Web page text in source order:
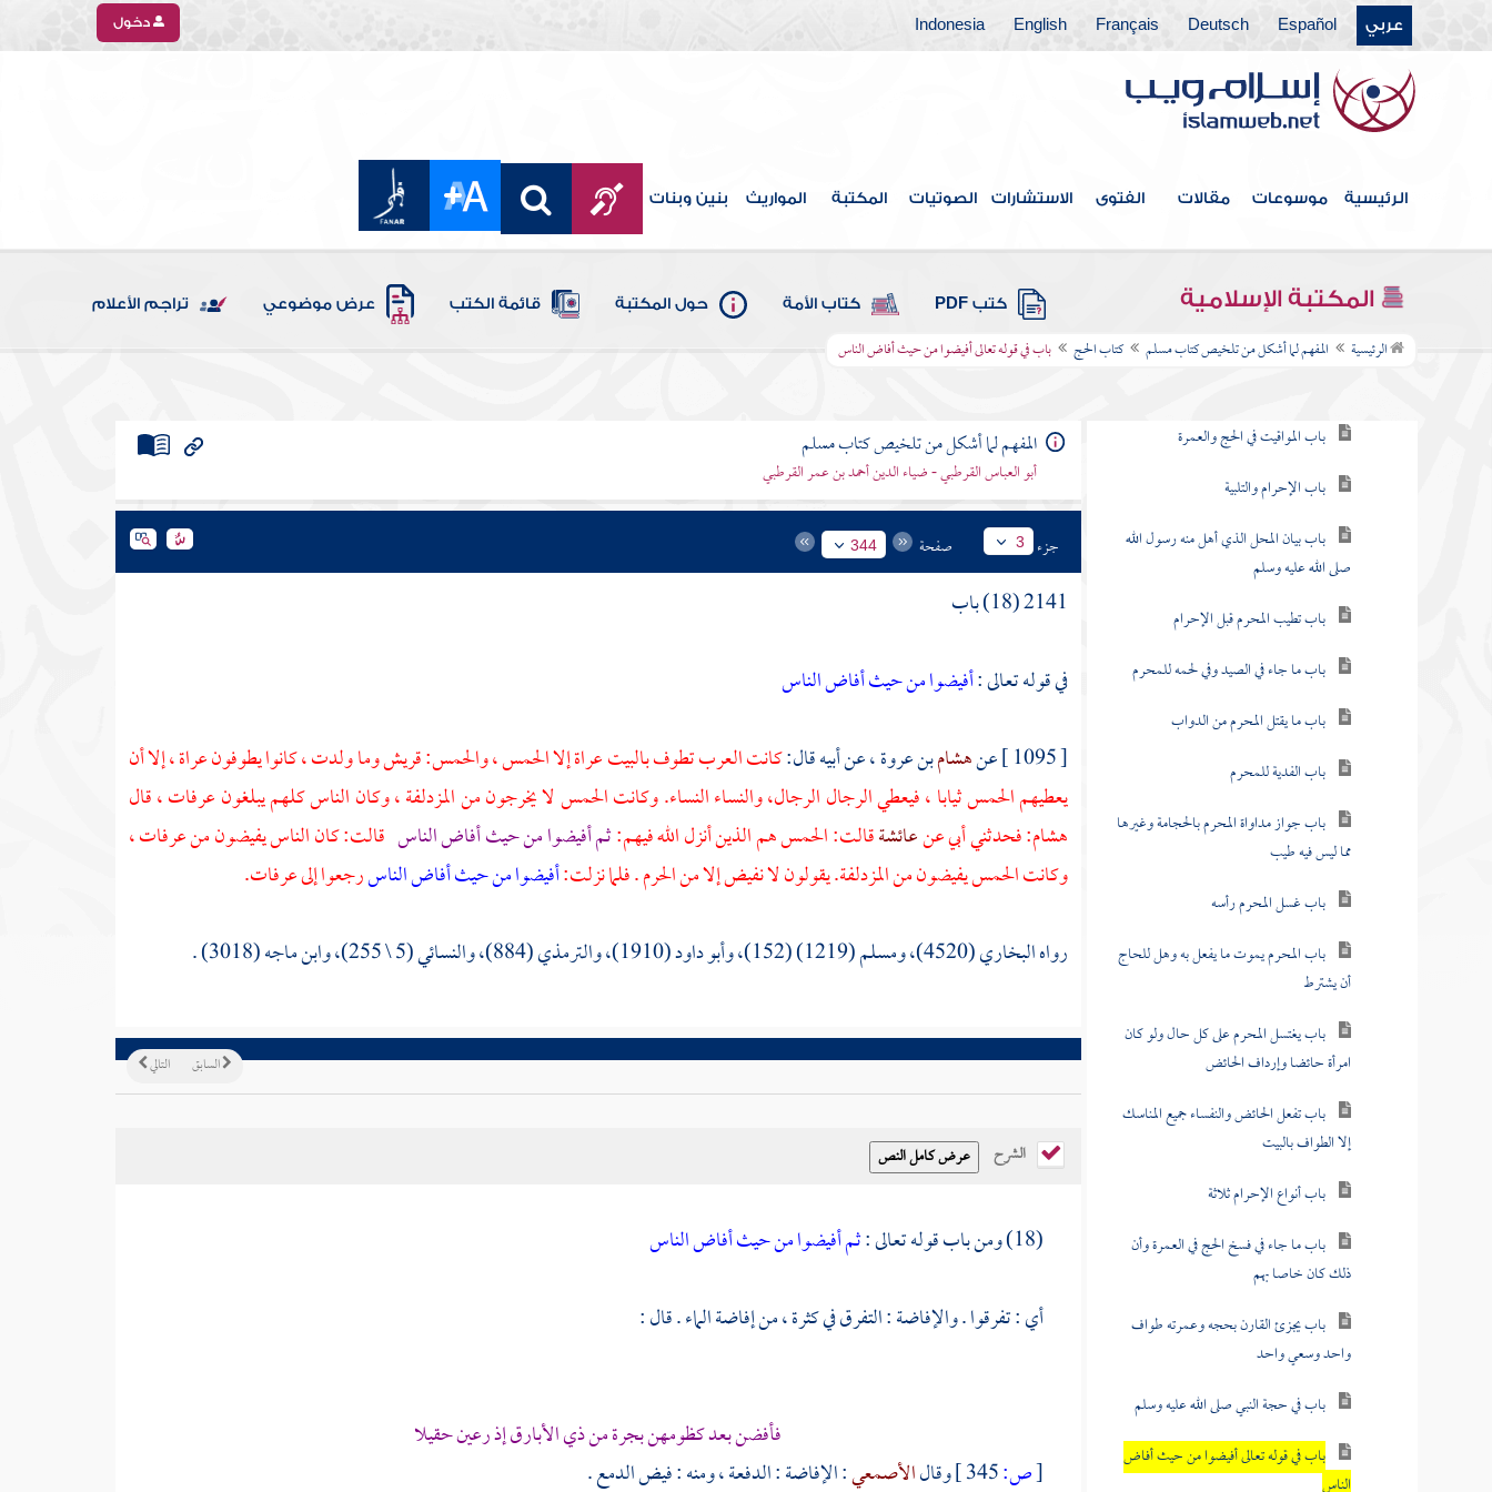
عربي Español
Deutsch
Français
English
Indonesia دخول
الرئيسية موسوعات مقالات الفتوى الاستشارات الصوتيات المكتبة المواريث بنين وبنات
المكتبة الإسلامية كتب PDF كتاب الأمة حول المكتبة قائمة الكتب عرض موضوعي تراجم الأعلام
الرئيسية المفهم لما أشكل من تلخيص كتاب مسلم كتاب الحج باب في قوله تعالى أفيضوا من حيث أفاض الناس
أبواب الاستسقاء
أبواب كسوف الشمس والقمر
كتاب الجنائز
كتاب الزكاة
كتاب الصوم
أبواب الاعتكاف وليلة القدر
كتاب الحج
باب المواقيت في الحج والعمرة
باب الإحرام والتلبية
باب بيان المحل الذي أهل منه رسول الله
صلى الله عليه وسلم
باب تطيب المحرم قبل الإحرام
باب ما جاء في الصيد وفي لحمه للمحرم
باب ما يقتل المحرم من الدواب
باب الفدية للمحرم
باب جواز مداواة المحرم بالحجامة وغيرها
مما ليس فيه طيب
باب غسل المحرم رأسه
باب المحرم يموت ما يفعل به وهل للحاج
أن يشترط
باب يغتسل المحرم على كل حال ولو كان
امرأة حائضا وإرداف الحائض
باب تفعل الحائض والنفساء جميع المناسك
إلا الطواف بالبيت
باب أنواع الإحرام ثلاثة
باب ما جاء في فسخ الحج في العمرة وأن
ذلك كان خاصا بهم
باب يجزئ القارن بحجه وعمرته طواف
واحد وسعي واحد
باب في حجة النبي صلى الله عليه وسلم
باب في قوله تعالى أفيضوا من حيث أفاض
المفهم لما أشكل من تلخيص كتاب مسلم
أبو العباس القرطبي - ضياء الدين أحمد بن عمر القرطبي
جزء 3 صفحة 344
2141 (18) باب
في قوله تعالى :أفيضوا من حيث أفاض الناس
[ 1095 ] عن
هشامبن عروة ، عن أبيه قال:كانت العرب تطوف بالبيت عراة إلا الحمس ، والحمس:قريشوما ولدت ، كانوا يطوفون عراة ، إلا أن
يعطيهم الحمس ثيابا ، فيعطي الرجال الرجال، والنساء النساء. وكانت الحمس لا يخرجون منالمزدلفة ،وكان الناس كلهم يبلغونعرفات ،قال
هشام:فحدثني أبي عنعائشةقالت: الحمس هم الذين أنزل الله فيهم:ثم أفيضوا من حيث أفاض الناس قالت: كان الناس يفيضون منعرفات ،
وكانت الحمس يفيضون منالمزدلفة.يقولون لا نفيض إلا من الحرم . فلما نزلت:أفيضوا من حيث أفاض الناسرجعوا إلىعرفات.
رواه البخاري (4520)، ومسلم (1219) (152)، وأبو داود (1910)، والترمذي (884)، والنسائي (5 \ 255)، وابن ماجه (3018) .
التالي السابق
الشرح
(18) ومن باب قوله تعالى :
ثم أفيضوا من حيث أفاض الناس
أي : تفرقوا . والإفاضة : التفرق في كثرة ، من إفاضة الماء . قال :
فأفضن بعد كظومهن بجرة من ذي الأبارق إذ رعين حقيلا
[ص: وقالالأصمعي: الإفاضة : الدفعة ، ومنه : فيض الدمع .